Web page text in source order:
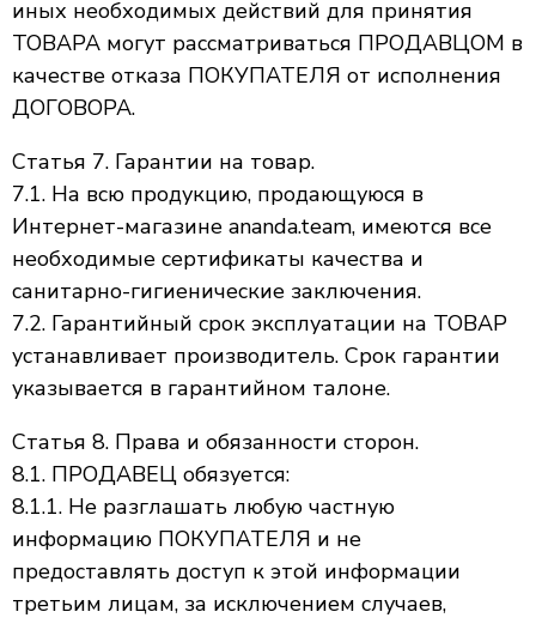
иных необходимых действий для принятия
ТОВАРА могут рассматриваться ПРОДАВЦОМ в
качестве отказа ПОКУПАТЕЛЯ от исполнения
ДОГОВОРА.
Статья 7. Гарантии на товар.
7.1. На всю продукцию, продающуюся в
Интернет-магазине ananda.team, имеются все
необходимые сертификаты качества и
санитарно-гигиенические заключения.
7.2. Гарантийный срок эксплуатации на ТОВАР
устанавливает производитель. Срок гарантии
указывается в гарантийном талоне.
Статья 8. Права и обязанности сторон.
8.1. ПРОДАВЕЦ обязуется:
8.1.1. Не разглашать любую частную
информацию ПОКУПАТЕЛЯ и не
предоставлять доступ к этой информации
третьим лицам, за исключением случаев,